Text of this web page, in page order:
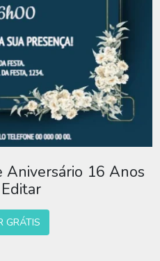
Aniversário 16 Anos
GRÁTIS